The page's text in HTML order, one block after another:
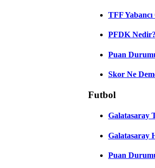
TFF
PFDK
Puan
Skor Ne
Futbol
Galatasaray
Galatasaray
Puan